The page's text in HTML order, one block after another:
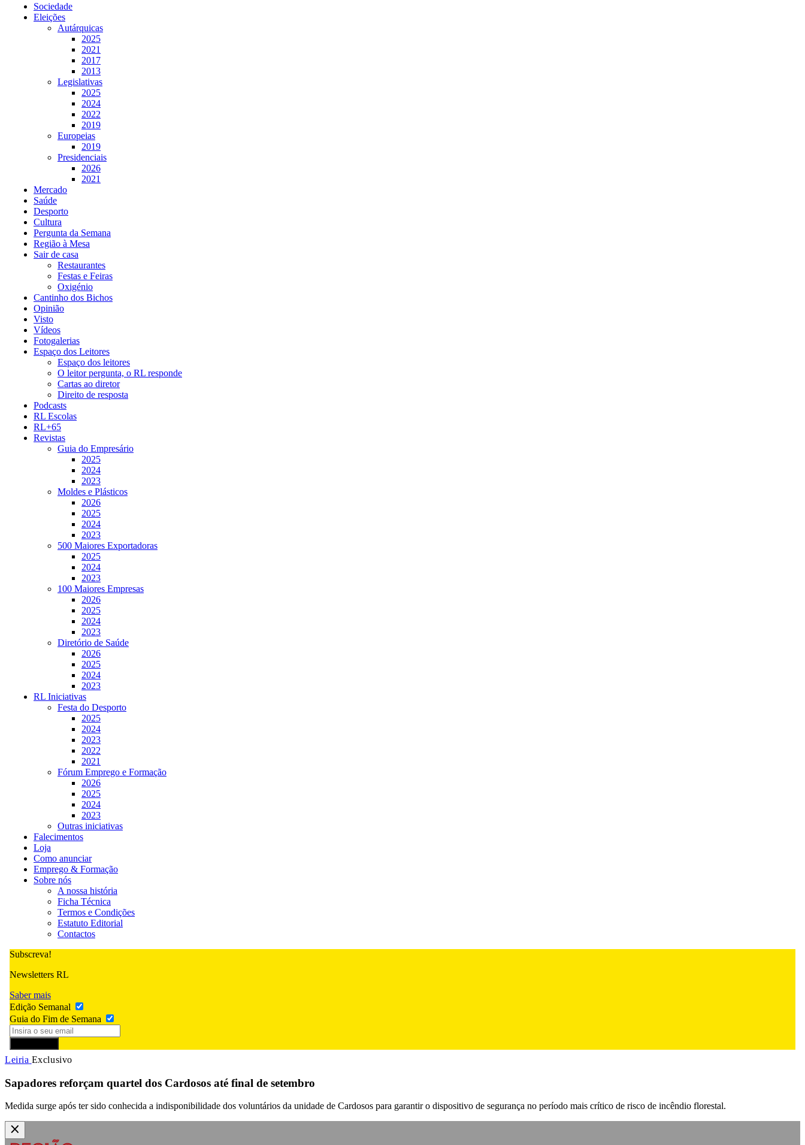
Sociedade
Eleições
Autárquicas
2025
2021
2017
2013
Legislativas
2025
2024
2022
2019
Europeias
2019
Presidenciais
2026
2021
Mercado
Saúde
Desporto
Cultura
Pergunta da Semana
Região à Mesa
Sair de casa
Restaurantes
Festas e Feiras
Oxigénio
Cantinho dos Bichos
Opinião
Visto
Vídeos
Fotogalerias
Espaço dos Leitores
Espaço dos leitores
O leitor pergunta, o RL responde
Cartas ao diretor
Direito de resposta
Podcasts
RL Escolas
RL+65
Revistas
Guia do Empresário
2025
2024
2023
Moldes e Plásticos
2026
2025
2024
2023
500 Maiores Exportadoras
2025
2024
2023
100 Maiores Empresas
2026
2025
2024
2023
Diretório de Saúde
2026
2025
2024
2023
RL Iniciativas
Festa do Desporto
2025
2024
2023
2022
2021
Fórum Emprego e Formação
2026
2025
2024
2023
Outras iniciativas
Falecimentos
Loja
Como anunciar
Emprego & Formação
Sobre nós
A nossa história
Ficha Técnica
Termos e Condições
Estatuto Editorial
Contactos
Subscreva!
Newsletters RL
Saber mais
Edição Semanal
Guia do Fim de Semana
Leiria Exclusivo
Sapadores reforçam quartel dos Cardosos até final de setembro
Medida surge após ter sido conhecida a indisponibilidade dos voluntários da unidade de Cardosos para garantir o dispositivo de segurança no período mais crítico de risco de incêndio florestal.